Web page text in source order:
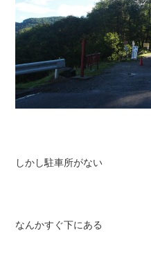
しかし駐車所がない
なんかすぐ下にある